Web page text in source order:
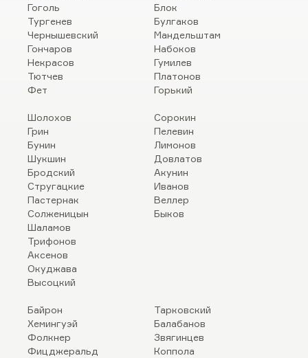
Гоголь
Тургенев
Чернышевский
Гончаров
Некрасов
Тютчев
Фет
Блок
Булгаков
Мандельштам
Набоков
Гумилев
Платонов
Горький
Шолохов
Грин
Бунин
Шукшин
Бродский
Стругацкие
Пастернак
Солженицын
Шаламов
Трифонов
Аксенов
Окуджава
Высоцкий
Сорокин
Пелевин
Лимонов
Довлатов
Акунин
Иванов
Веллер
Быков
Байрон
Хемингуэй
Фолкнер
Фицджеральд
Тарковский
Балабанов
Звягинцев
Коппола